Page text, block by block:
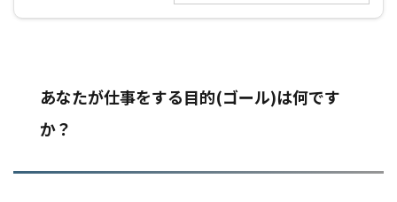
あなたが仕事をする目的(ゴール)は何です
か？